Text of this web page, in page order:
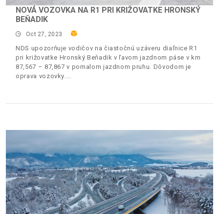
NOVÁ VOZOVKA NA R1 PRI KRIŽOVATKE HRONSKÝ
BEŇADIK
Oct 27, 2023
NDS upozorňuje vodičov na čiastočnú uzáveru diaľnice R1
pri križovatke Hronský Beňadik v ľavom jazdnom páse v km
87,567 – 87,867 v pomalom jazdnom pruhu. Dôvodom je
oprava vozovky.